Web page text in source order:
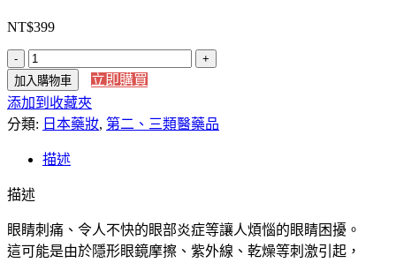
NT$399
【日
本
直
送】
天
制
護
理
加入購物車
立即購買
添加到收藏夾
分類: 日本藥妝, 第二、三類醫藥品
描述
描述
眼睛刺痛、令人不快的眼部炎症等讓人煩惱的眼睛困擾。
這可能是由於隱形眼鏡摩擦、紫外線、乾燥等刺激引起，